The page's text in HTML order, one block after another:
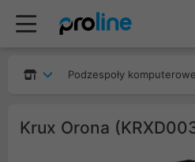
Podzespoły komputerowe
Krux Orona